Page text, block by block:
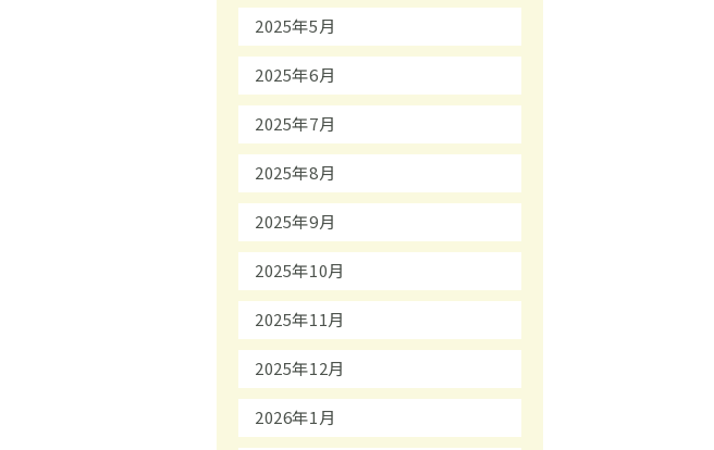
2025年5月
2025年6月
2025年7月
2025年8月
2025年9月
2025年10月
2025年11月
2025年12月
2026年1月